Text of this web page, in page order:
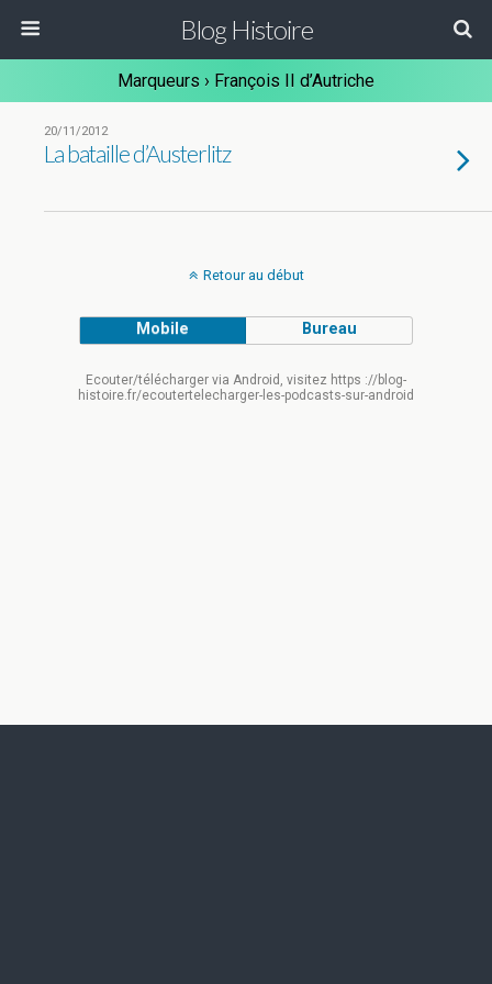
Blog Histoire
Marqueurs › François II d’Autriche
20/11/2012
La bataille d’Austerlitz
Retour au début
Mobile Bureau
Ecouter/télécharger via Android, visitez https ://blog-
histoire.fr/ecoutertelecharger-les-podcasts-sur-android